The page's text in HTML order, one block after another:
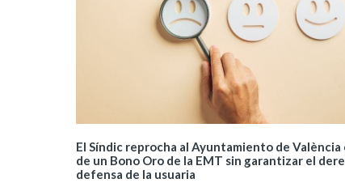
El Síndic reprocha al Ayuntamiento de
de un Bono Oro de la EMT sin garantizar el
defensa de la usuaria